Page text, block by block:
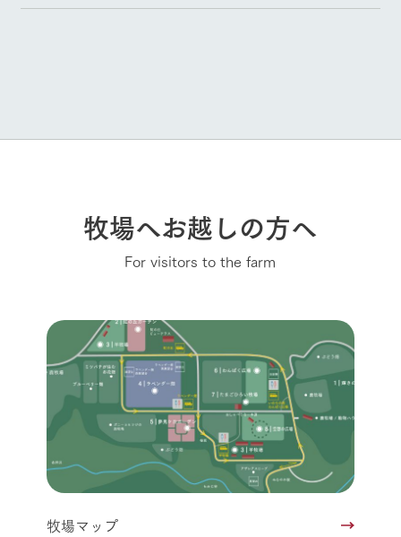
牧場へお越しの方へ
For visitors to the farm
牧場マップ